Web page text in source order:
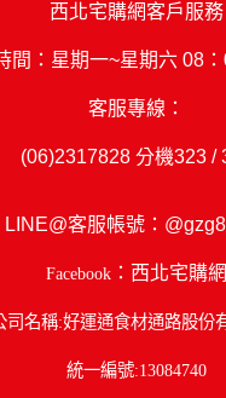
西北宅購網客戶服務
間：星期一~星期六 08
客服專線：
(06)2317828分機323 /
LINE@客服帳號：
Facebook ：西北宅購網
司名稱:好運通食材通路股份
統一編號:13084740